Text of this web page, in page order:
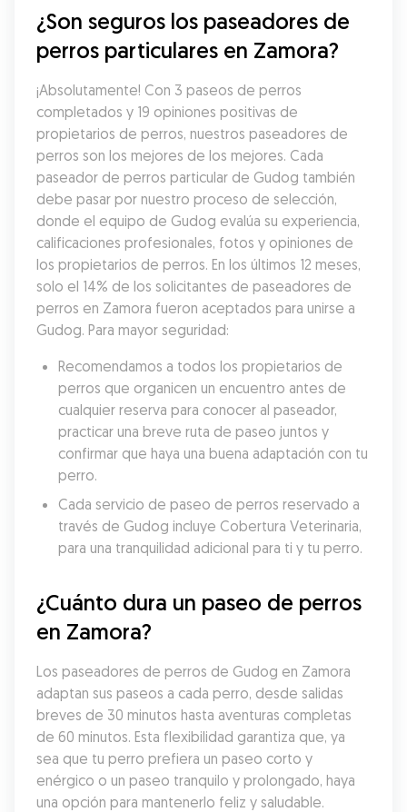
¿Son seguros los paseadores de
perros particulares en Zamora?
¡Absolutamente! Con 3 paseos de perros
completados y 19 opiniones positivas de
propietarios de perros, nuestros paseadores de
perros son los mejores de los mejores. Cada
paseador de perros particular de Gudog también
debe pasar por nuestro proceso de selección,
donde el equipo de Gudog evalúa su experiencia,
calificaciones profesionales, fotos y opiniones de
los propietarios de perros. En los últimos 12 meses,
solo el 14% de los solicitantes de paseadores de
perros en Zamora fueron aceptados para unirse a
Gudog. Para mayor seguridad:
Recomendamos a todos los propietarios de
perros que organicen un encuentro antes de
cualquier reserva para conocer al paseador,
practicar una breve ruta de paseo juntos y
confirmar que haya una buena adaptación con tu
perro.
Cada servicio de paseo de perros reservado a
través de Gudog incluye Cobertura Veterinaria,
para una tranquilidad adicional para ti y tu perro.
¿Cuánto dura un paseo de perros
en Zamora?
Los paseadores de perros de Gudog en Zamora
adaptan sus paseos a cada perro, desde salidas
breves de 30 minutos hasta aventuras completas
de 60 minutos. Esta flexibilidad garantiza que, ya
sea que tu perro prefiera un paseo corto y
enérgico o un paseo tranquilo y prolongado, haya
una opción para mantenerlo feliz y saludable.